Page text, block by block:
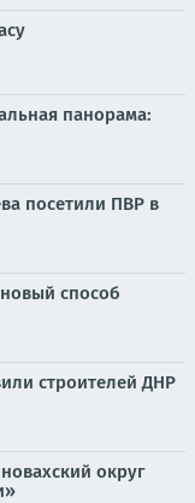
панорама:
посетили ПВР в
способ
строителей ДНР
округ